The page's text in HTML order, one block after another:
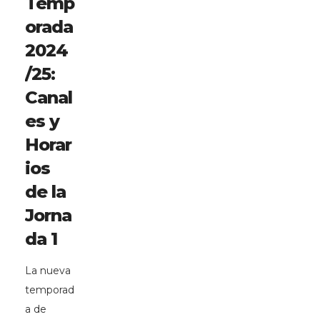
orada
2024
/25:
Canal
es y
Horar
ios
de la
Jorna
da 1
La nueva
temporad
a de